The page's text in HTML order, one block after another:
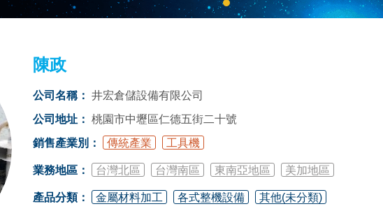
陳政
公司名稱： 井宏倉儲設備有限公司
公司地址： 桃園市中壢區仁德五街二十號
銷售產業別：
傳統產業 工具機
業務地區： 台灣北區 台灣南區 東南亞地區 美加地區
產品分類： 金屬材料加工 各式整機設備 其他(未分類)